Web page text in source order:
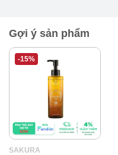
Gợi ý sản phẩm
-15%
SAKURA